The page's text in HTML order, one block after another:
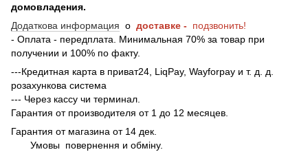
домовладения.
Додаткова информация о доставке - подзвонить!
- Оплата - передплата. Минимальная 70% за товар при
получении и 100% по факту.
---Кредитная карта в приват24, LiqPay, Wayforpay и т. д. д.
розахункова система
--- Через кассу чи терминал.
Гарантия от производителя от 1 до 12 месяцев.
Гарантия от магазина от 14 дек.
Умовы повернення и обміну.